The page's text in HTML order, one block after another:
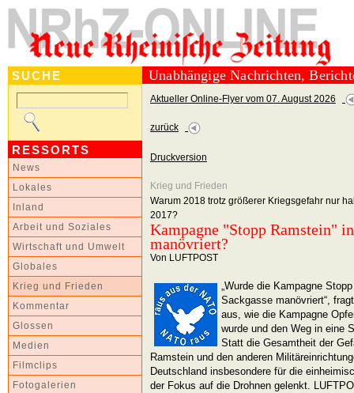
SUCHE
RESSORTS
News
Lokales
Inland
Arbeit und Soziales
Wirtschaft und Umwelt
Globales
Krieg und Frieden
Kommentar
Glossen
Medien
Filmclips
Fotogalerien
Unabhängige Nachrichten,
Aktueller Online-Flyer vom 07. August 2026
zurück
Druckversion
Krieg und Frieden
Warum 2018 trotz größerer Kriegsgefahr nur
2017?
Kampagne "Stopp Ramstein"
manövriert?
Von LUFTPOST
„Wurde die Kampagne
Sackgasse manövriert“,
aus, wie die Kampagne
wurde und den Weg in eine
Statt die Gesamtheit der
Ramstein und den anderen
Deutschland insbesondere für die
der Fokus auf die Drohnen gelenkt.